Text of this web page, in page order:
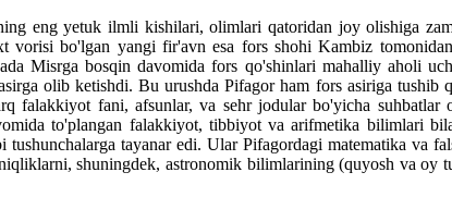
eng yetuk ilmli kishilari, olimlari qatoridan joy olishiga
vorisi bo'lgan yangi fir'avn esa fors shohi Kambiz
Misrga bosqin davomida fors qo'shinlari mahalliy aholi
olib ketishdi. Bu urushda Pifagor ham fors asiriga tushib
falakkiyot fani, afsunlar, va sehr jodular bo'yicha
to'plangan falakkiyot, tibbiyot va arifmetika bilimlari
tayanar edi. Ular Pifagordagi matematika va
shuningdek, astronomik bilimlarining (quyosh va